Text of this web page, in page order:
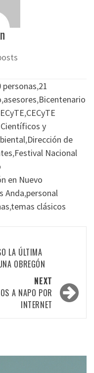
personas,21
,asesores,Bicentenario
,CECyTE
y
,Dirección de
,Festival Nacional
en Nuevo
Anda,personal
,temas clásicos
LA ÚLTIMA
OBREGÓN
NEXT
A NAPO POR
INTERNET